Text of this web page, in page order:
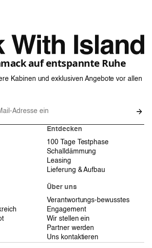
auf entspannte Ruhe
Kabinen und exklusiven Angebote vor allen
Entdecken
100 Tage Testphase
Schalldämmung
Leasing
Lieferung & Aufbau
Über uns
Verantwortungs-bewusstes
Engagement
Wir stellen ein
Partner werden
Uns kontaktieren